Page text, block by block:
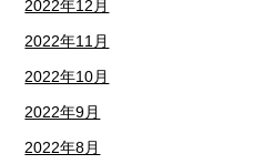
2022年12月
2022年11月
2022年10月
2022年9月
2022年8月